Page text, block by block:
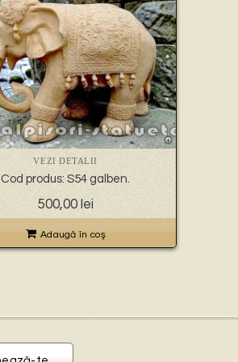
VEZI DETALII
Cod produs: S54 galben.
500,00 lei
Adaugă în coş